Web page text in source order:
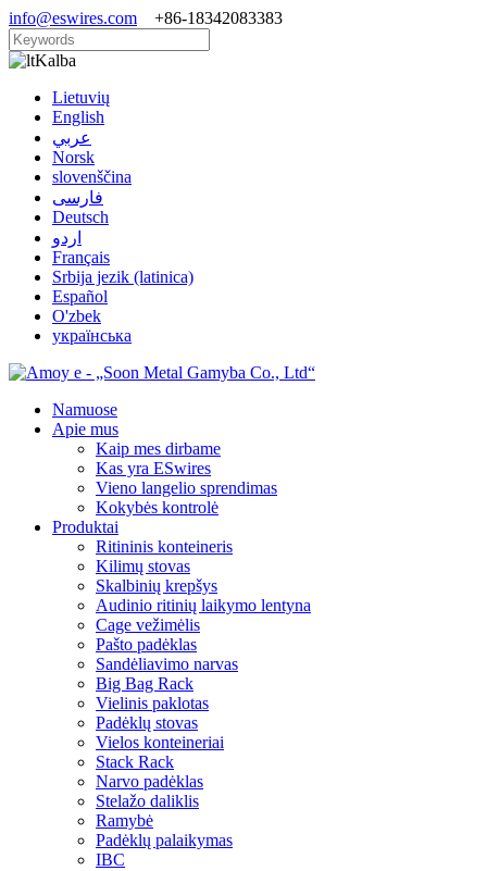
info@eswires.com +86-18342083383
Kalba
Lietuvių
English
عربي
Norsk
slovenščina
فارسی
Deutsch
اردو
Français
Srbija jezik (latinica)
Español
O'zbek
українська
Namuose
Apie mus
Kaip mes dirbame
Kas yra ESwires
Vieno langelio sprendimas
Kokybės kontrolė
Produktai
Ritininis konteineris
Kilimų stovas
Skalbinių krepšys
Audinio ritinių laikymo lentyna
Cage vežimėlis
Pašto padėklas
Sandėliavimo narvas
Big Bag Rack
Vielinis paklotas
Padėklų stovas
Vielos konteineriai
Stack Rack
Narvo padėklas
Stelažo daliklis
Ramybė
Padėklų palaikymas
IBC